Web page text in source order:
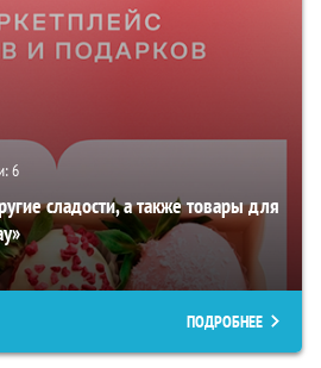
6
сладости, а также товары для
ПОДРОБНЕЕ